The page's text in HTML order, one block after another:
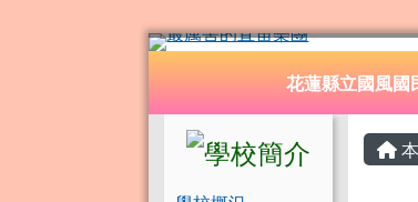
花蓮縣立國風國民中
導覽列 花蓮縣立國風國
左邊區域內容主
頁尾區域